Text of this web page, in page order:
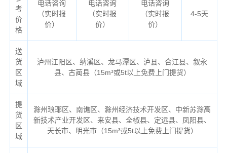
考
价
格
电话咨询
（实时报
价）
电话咨询
（实时报
价）
电话咨询
（实时报
价）
4-5天
送
货
区
域
泸州江阳区、纳溪区、龙马潭区、泸县、合江县、叙永
县、古蔺县（15m³或5t以上免费上门提货）
提
货
区
域
滁州琅琊区、南谯区、滁州经济技术开发区、中新苏滁高
新技术产业开发区、来安县、全椒县、定远县、凤阳县、
天长市、明光市（15m³或5t以上免费上门提货）